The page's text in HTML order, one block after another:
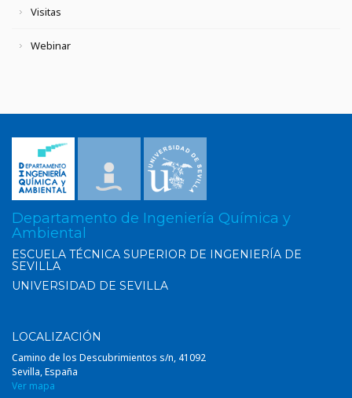
Visitas
Webinar
Departamento de Ingeniería Química y
Ambiental
ESCUELA TÉCNICA SUPERIOR DE INGENIERÍA DE
SEVILLA
UNIVERSIDAD DE SEVILLA
LOCALIZACIÓN
Camino de los Descubrimientos s/n, 41092
Sevilla, España
Ver mapa